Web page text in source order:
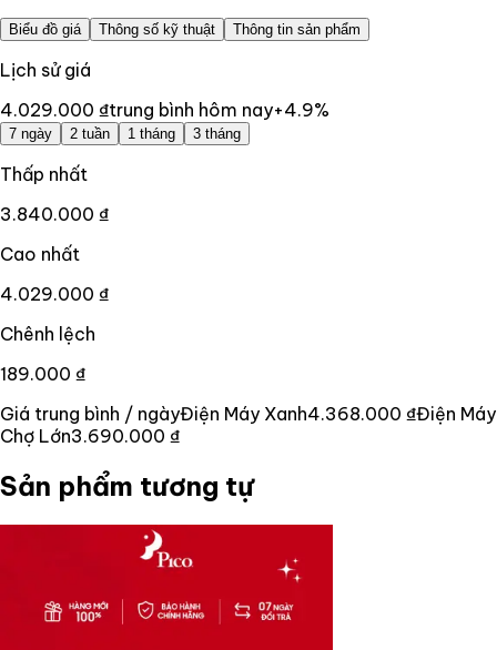
Biểu đồ giá Thông số kỹ thuật Thông tin sản phẩm
Lịch sử giá
4.029.000 ₫trung bình hôm nay+4.9%
7 ngày 2 tuần 1 tháng 3 tháng
Thấp nhất
3.840.000 ₫
Cao nhất
4.029.000 ₫
Chênh lệch
189.000 ₫
Giá trung bình / ngàyĐiện Máy Xanh4.368.000 ₫Điện Máy
Chợ Lớn3.690.000 ₫
Sản phẩm tương tự